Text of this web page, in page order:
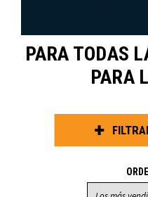
PARA TODAS
PARA